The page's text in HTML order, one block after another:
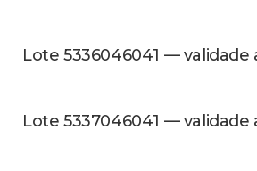
Lote 5336046041 — validade
Lote 5337046041 — validade